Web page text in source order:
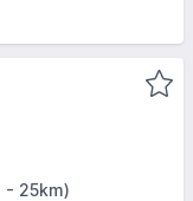
- 25km)